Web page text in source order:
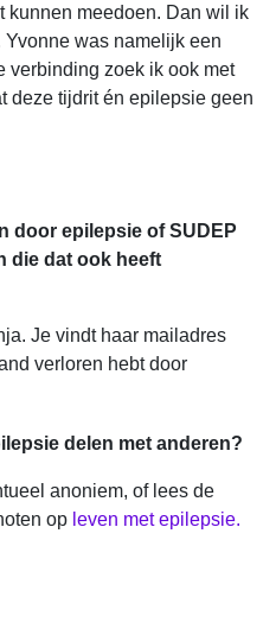
kunnen meedoen. Dan wil ik
was namelijk een
verbinding zoek ik ook met
deze tijdrit én epilepsie geen
door epilepsie of SUDEP
die dat ook heeft
Je vindt haar mailadres
verloren hebt door
delen met anderen?
anoniem, of lees de
op leven met epilepsie.